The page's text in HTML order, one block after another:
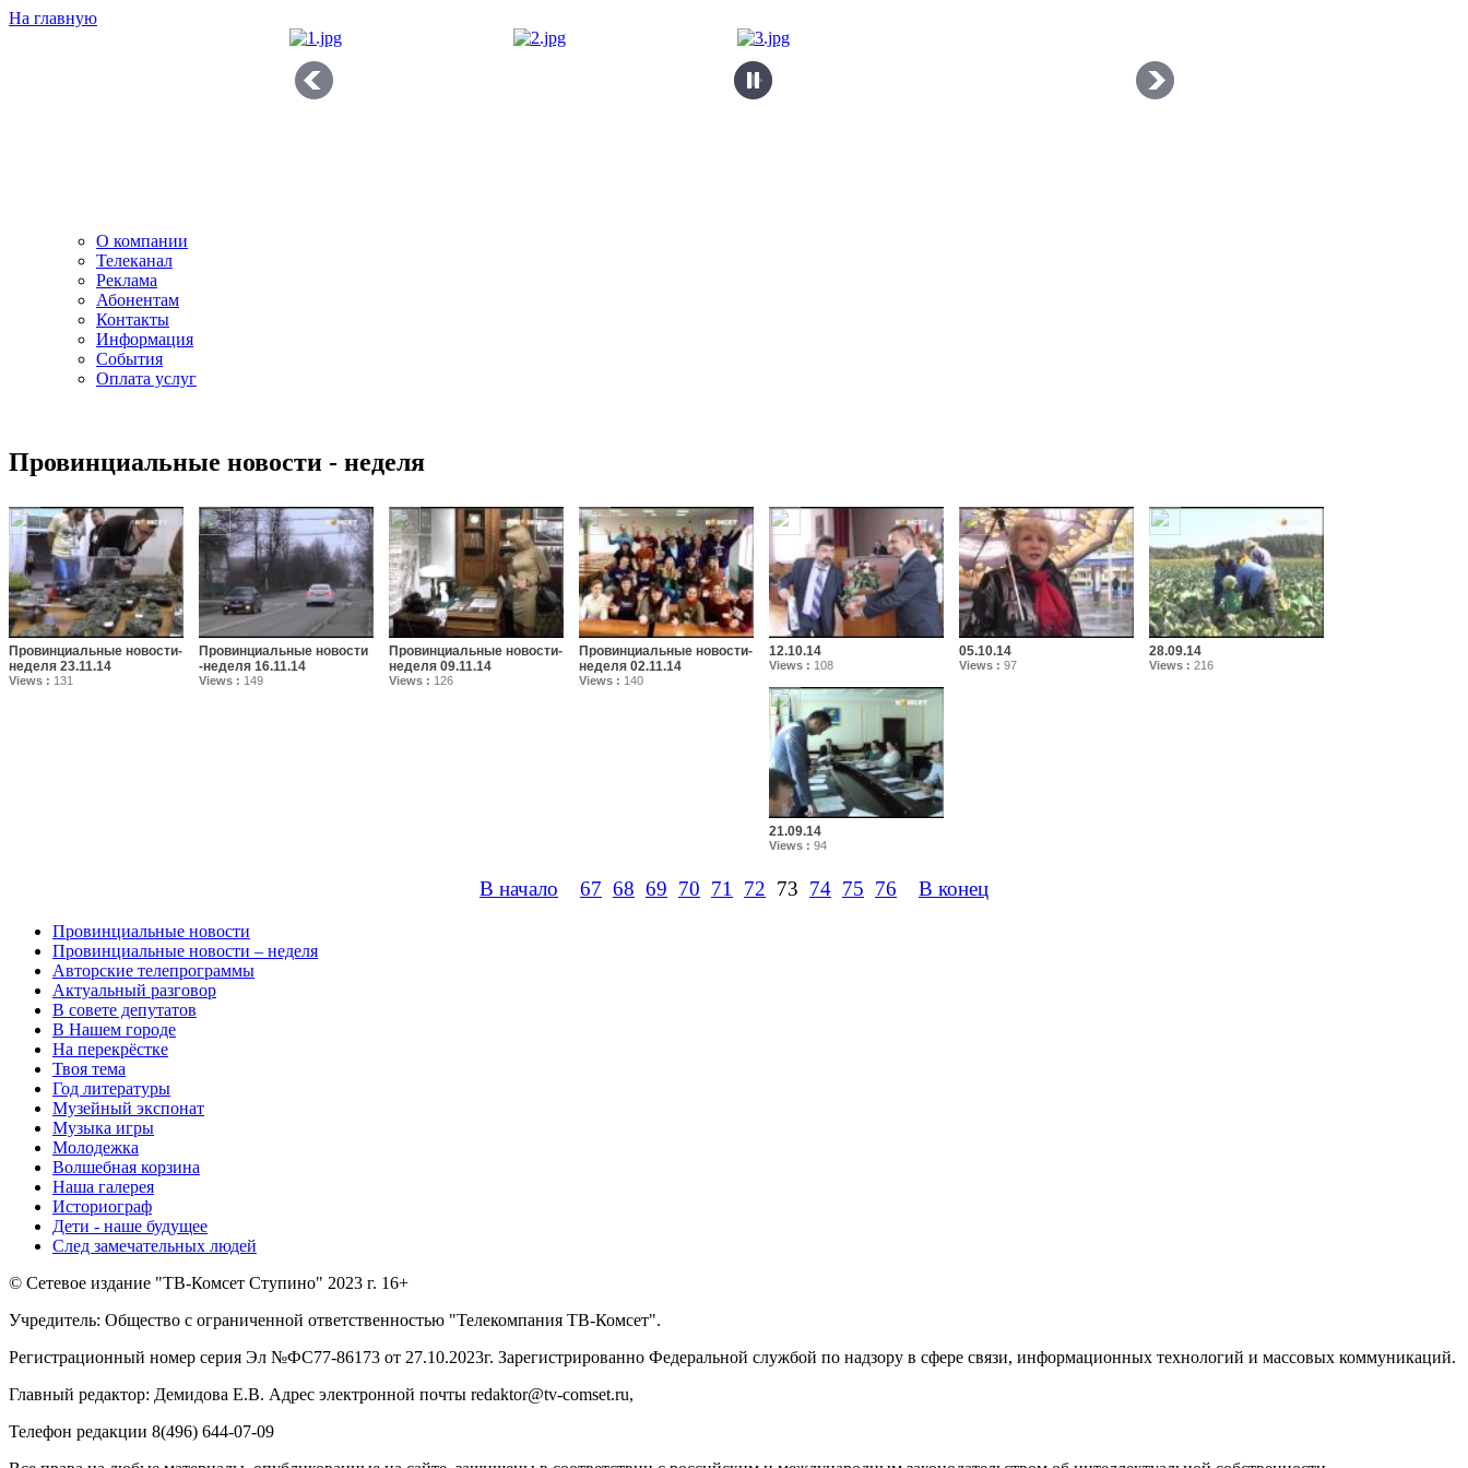
На главную
О компании
Телеканал
Реклама
Абонентам
Контакты
Информация
Cобытия
Оплата услуг
Провинциальные новости - неделя
Провинциальные новости-
неделя 23.11.14
Views : 131
Провинциальные новости
-неделя 16.11.14
Views : 149
Провинциальные новости-
неделя 09.11.14
Views : 126
Провинциальные новости-
неделя 02.11.14
Views : 140
12.10.14
Views : 108
05.10.14
Views : 97
28.09.14
Views : 216
21.09.14
Views : 94
В начало 67 68 69 70 71 72 73 74 75 76 В конец
Провинциальные новости
Провинциальные новости – неделя
Авторские телепрограммы
Актуальный разговор
В совете депутатов
В Нашем городе
На перекрёстке
Твоя тема
Год литературы
Музейный экспонат
Музыка игры
Молодежка
Волшебная корзина
Наша галерея
Историограф
Дети - наше будущее
След замечательных людей
© Сетевое издание "ТВ-Комсет Ступино" 2023 г. 16+
Учредитель: Общество с ограниченной ответственностью "Телекомпания ТВ-Комсет".
Регистрационный номер серия Эл №ФС77-86173 от 27.10.2023г. Зарегистрированно Федеральной службой по надзору в сфере связи, информационных технологий и массовых коммуникаций.
Главный редактор: Демидова Е.В. Адрес электронной почты redaktor@tv-comset.ru,
Телефон редакции 8(496) 644-07-09